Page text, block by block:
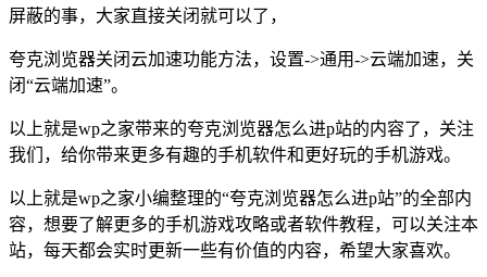
屏蔽的事，大家直接关闭就可以了，
夸克浏览器关闭云加速功能方法，设置->通用->云端加速，关
闭“云端加速”。
以上就是wp之家带来的夸克浏览器怎么进p站的内容了，关注
我们，给你带来更多有趣的手机软件和更好玩的手机游戏。
以上就是wp之家小编整理的“夸克浏览器怎么进p站”的全部内
容，想要了解更多的手机游戏攻略或者软件教程，可以关注本
站，每天都会实时更新一些有价值的内容，希望大家喜欢。